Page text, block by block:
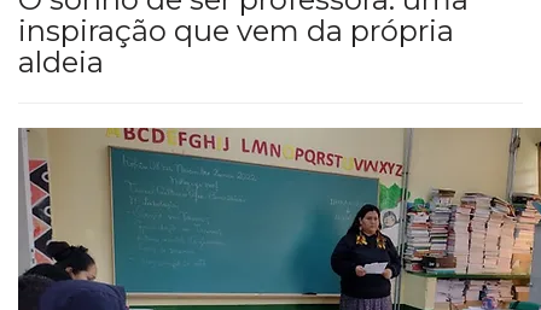
inspiração que vem da própria
aldeia